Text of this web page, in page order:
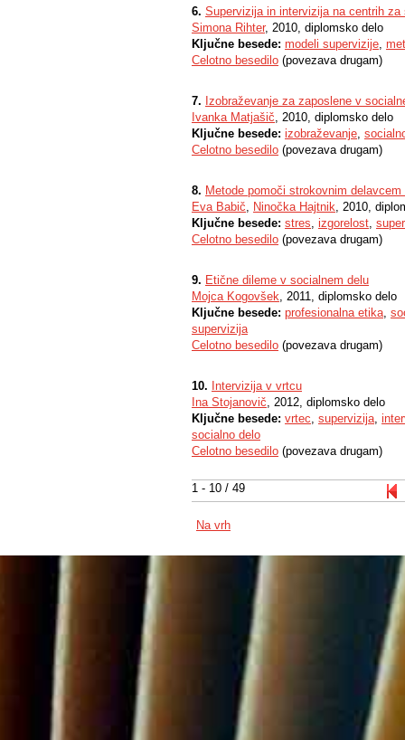
1 - 10 / 49
6. Supervizija in intervizija na centrih
Simona Rihter, 2010, diplomsko delo
Ključne besede: modeli supervizije,
Celotno besedilo (povezava drugam)
7. Izobraževanje za zaposlene v
Ivanka Matjašič, 2010, diplomsko delo
Ključne besede: izobraževanje,
Celotno besedilo (povezava drugam)
8. Metode pomoči strokovnim
Eva Babič, Ninočka Hajtnik, 2010,
Ključne besede: stres, izgorelost,
Celotno besedilo (povezava drugam)
9. Etične dileme v socialnem delu
Mojca Kogovšek, 2011, diplomsko delo
Ključne besede: profesionalna etika,
supervizija
Celotno besedilo (povezava drugam)
10. Intervizija v vrtcu
Ina Stojanovič, 2012, diplomsko delo
Ključne besede: vrtec, supervizija,
socialno delo
Celotno besedilo (povezava drugam)
Na vrh